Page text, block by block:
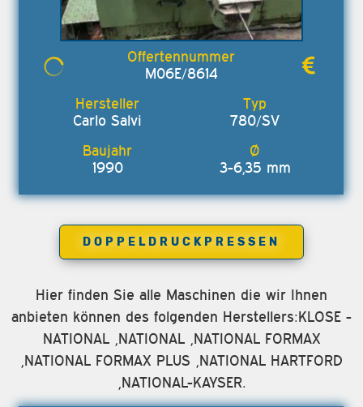
M06E/8614
Carlo Salvi 780/SV
1990 3-6,35 mm
DOPPELDRUCKPRESSEN
Hier finden Sie alle Maschinen die wir Ihnen
anbieten können des folgenden Herstellers:KLOSE -
NATIONAL ,NATIONAL ,NATIONAL FORMAX
,NATIONAL FORMAX PLUS ,NATIONAL HARTFORD
,NATIONAL-KAYSER.